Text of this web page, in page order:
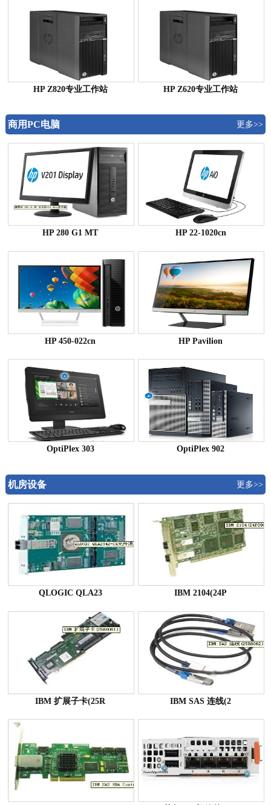
HP Z820专业工作站 HP Z620专业工作站
商用PC电脑 更多>>
HP 280 G1 MT HP 22-1020cn
HP 450-022cn HP Pavilion
OptiPlex 303 OptiPlex 902
机房设备 更多>>
QLOGIC QLA23 IBM 2104(24P
IBM 扩展子卡(25R IBM SAS 连线(2